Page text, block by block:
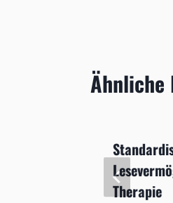
Ähnliche
Therapie